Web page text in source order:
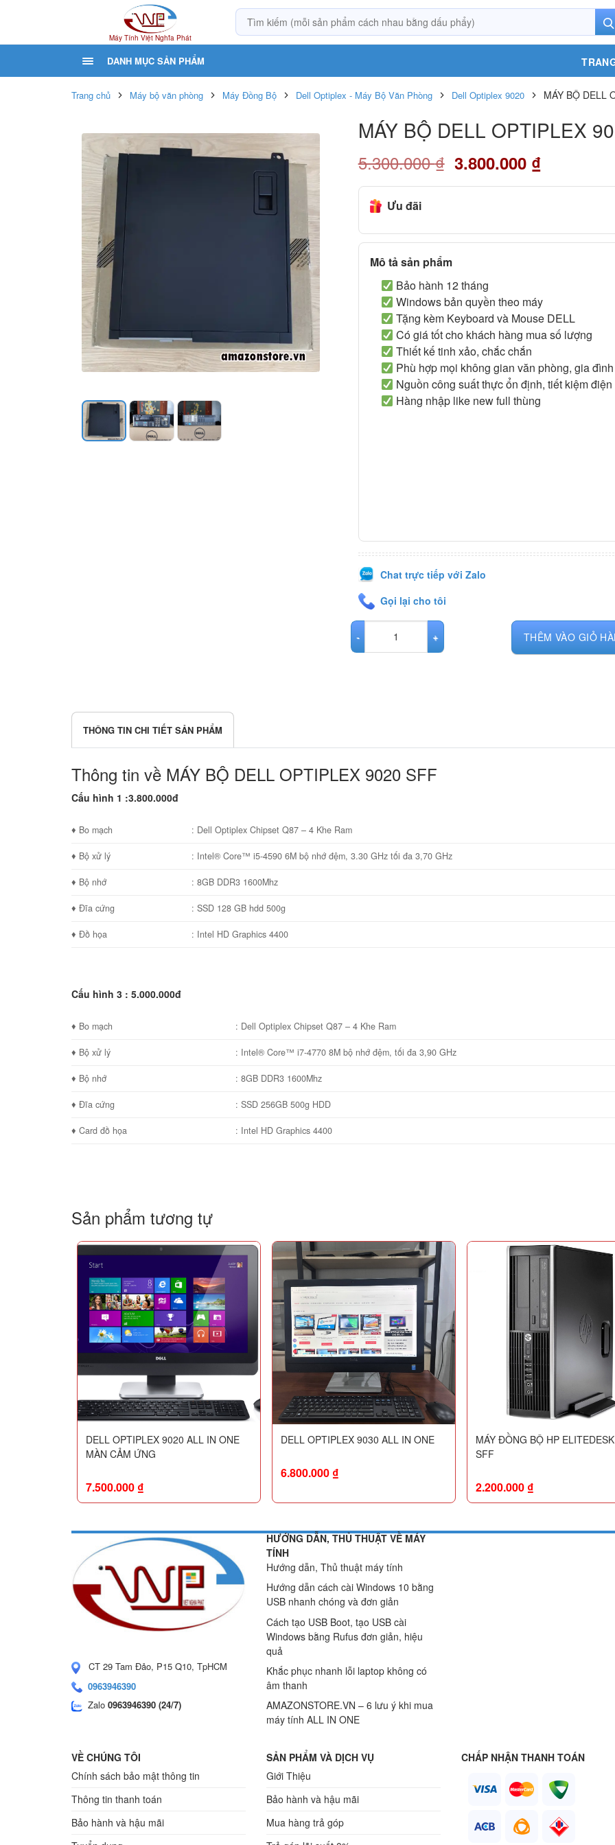
Máy Tính Việt Nghĩa Phát
DANH MỤC SẢN PHẨM
Trang chủ Máy bộ văn phòng Máy Đồng Bộ Dell Optiplex - Máy Bộ Văn Phòng Dell Optiplex 9020 MÁY BỘ DELL
MÁY BỘ DELL OPTIPLEX
5.300.000₫ 3.800.000 ₫
Ưu đãi
Mô tả sản phẩm
Bảo hành 12 tháng
Windows bản quyền theo máy
Tặng kèm Keyboard và Mouse DELL
Có giá tốt cho khách hàng mua số lượng
Thiết kế tinh xảo, chắc chắn
Phù hợp mọi không gian văn phòng, gia đình
Nguồn công suất thực ổn định, tiết kiệm điện
Hàng nhập like new full thùng
Chat trực tiếp với Zalo
Gọi lại cho tôi
MÁY BỘ DELL OPTIPLEX 9020 SFF số lượng
THÊM VÀO GIỎ
THÔNG TIN CHI TIẾT SẢN PHẨM
Thông tin về MÁY BỘ DELL OPTIPLEX 9020 SFF
Cấu hình 1 :3.800.000đ
♦ Bo mạch : Dell Optiplex Chipset Q87 – 4 Khe Ram
♦ Bộ xử lý : Intel® Core™ i5-4590 6M bộ nhớ đệm, 3.30 GHz tối đa 3,70 GHz
♦ Bộ nhớ : 8GB DDR3 1600Mhz
♦ Đĩa cứng : SSD 128 GB hdd 500g
♦ Đồ họa : Intel HD Graphics 4400
Cấu hình 3 : 5.000.000đ
♦ Bo mạch : Dell Optiplex Chipset Q87 – 4 Khe Ram
♦ Bộ xử lý : Intel® Core™ i7-4770 8M bộ nhớ đệm, tối đa 3,90 GHz
♦ Bộ nhớ : 8GB DDR3 1600Mhz
♦ Đĩa cứng : SSD 256GB 500g HDD
♦ Card đồ họa : Intel HD Graphics 4400
Sản phẩm tương tự
DELL OPTIPLEX 9020 ALL IN ONE
MÀN CẢM ỨNG
7.500.000 ₫
DELL OPTIPLEX 9030 ALL IN ONE
6.800.000 ₫
MÁY ĐỒNG BỘ HP
SFF
2.200.000 ₫
CT 29 Tam Đảo, P15 Q10, TpHCM
0963946390
Zalo 0963946390 (24/7)
HƯỚNG DẪN, THỦ THUẬT VỀ MÁY
TÍNH
Hướng dẫn, Thủ thuật máy tính
Hướng dẫn cách cài Windows 10 bằng
USB nhanh chóng và đơn giản
Cách tạo USB Boot, tạo USB cài
Windows bằng Rufus đơn giản, hiệu
quả
Khắc phục nhanh lỗi laptop không có
âm thanh
AMAZONSTORE.VN – 6 lưu ý khi mua
máy tính ALL IN ONE
VỀ CHÚNG TÔI
Chính sách bảo mật thông tin
Thông tin thanh toán
Bảo hành và hậu mãi
SẢN PHẨM VÀ DỊCH VỤ
Giới Thiệu
Bảo hành và hậu mãi
Mua hàng trả góp
CHẤP NHẬN THANH TOÁN